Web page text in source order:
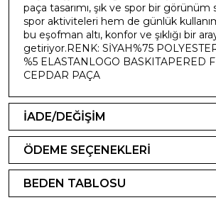
paça tasarımı, şık ve spor bir görünüm
spor aktiviteleri hem de günlük
bu eşofman altı, konfor ve şıklığı bir
getiriyor.RENK: SİYAH%75
%5 ELASTANLOGO BASKITAPERED
CEPDAR PAÇA
İADE/DEĞİŞİM
ÖDEME SEÇENEKLERİ
BEDEN TABLOSU